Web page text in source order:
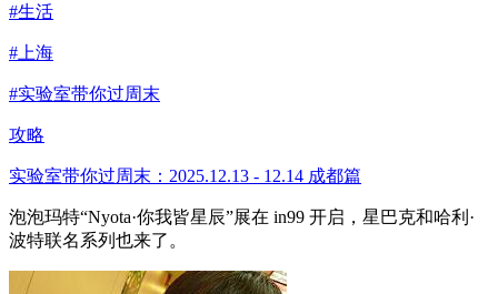
#生活
#上海
#实验室带你过周末
攻略
实验室带你过周末：2025.12.13 - 12.14 成都篇
泡泡玛特“Nyota·你我皆星辰”展在 in99 开启，星巴克和哈利·
波特联名系列也来了。